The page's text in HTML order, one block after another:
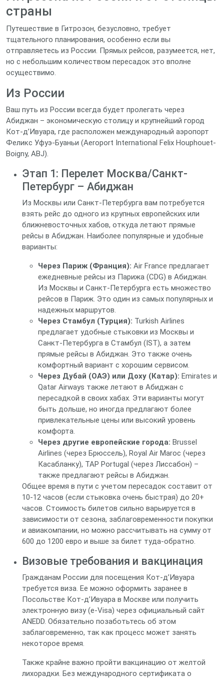
страны
Путешествие в Гитрозон, безусловно, требует
тщательного планирования, особенно если вы
отправляетесь из России. Прямых рейсов, разумеется, нет,
но с небольшим количеством пересадок это вполне
осуществимо.
Из России
Ваш путь из России всегда будет пролегать через
Абиджан – экономическую столицу и крупнейший город
Кот-д’Ивуара, где расположен международный аэропорт
Феликс Уфуэ-Буаньи (Aeroport International Felix Houphouet-
Boigny, ABJ).
Этап 1: Перелет Москва/Санкт-
Петербург – Абиджан
Из Москвы или Санкт-Петербурга вам потребуется
взять рейс до одного из крупных европейских или
ближневосточных хабов, откуда летают прямые
рейсы в Абиджан. Наиболее популярные и удобные
варианты:
Через Париж (Франция): Air France предлагает
ежедневные рейсы из Парижа (CDG) в Абиджан.
Из Москвы и Санкт-Петербурга есть множество
рейсов в Париж. Это один из самых популярных и
надежных маршрутов.
Через Стамбул (Турция): Turkish Airlines
предлагает удобные стыковки из Москвы и
Санкт-Петербурга в Стамбул (IST), а затем
прямые рейсы в Абиджан. Это также очень
комфортный вариант с хорошим сервисом.
Через Дубай (ОАЭ) или Доху (Катар): Emirates и
Qatar Airways также летают в Абиджан с
пересадкой в своих хабах. Эти варианты могут
быть дольше, но иногда предлагают более
привлекательные цены или высокий уровень
комфорта.
Через другие европейские города: Brussel
Airlines (через Брюссель), Royal Air Maroc (через
Касабланку), TAP Portugal (через Лиссабон) –
также предлагают рейсы в Абиджан.
Общее время в пути с учетом пересадок составит от
10-12 часов (если стыковка очень быстрая) до 20+
часов. Стоимость билетов сильно варьируется в
зависимости от сезона, заблаговременности покупки
и авиакомпании, но можно рассчитывать на сумму от
600 до 1200 евро и выше за билет туда-обратно.
Визовые требования и вакцинация
Гражданам России для посещения Кот-д’Ивуара
требуется виза. Ее можно оформить заранее в
Посольстве Кот-д’Ивуара в Москве или получить
электронную визу (e-Visa) через официальный сайт
ANEDD. Обязательно позаботьтесь об этом
заблаговременно, так как процесс может занять
некоторое время.
Также крайне важно пройти вакцинацию от желтой
лихорадки. Без международного сертификата о